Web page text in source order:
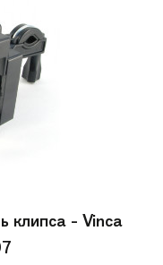
клипса - Vinca